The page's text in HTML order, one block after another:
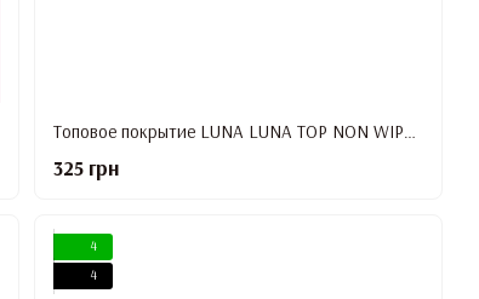
325 грн
4
4